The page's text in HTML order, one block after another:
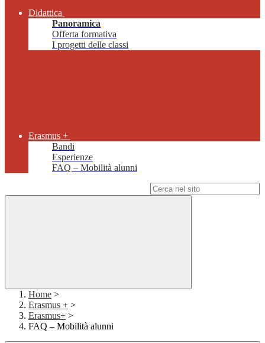
Didattica
Panoramica
Offerta formativa
I progetti delle classi
Erasmus +
Bandi
Esperienze
FAQ – Mobilità alunni
Home >
Erasmus + >
Erasmus+ >
FAQ – Mobilità alunni